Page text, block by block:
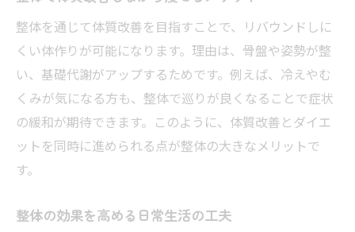
整体と日常動作改善で美ボディを実現
整体の力でストレスやむくみも同時に解消
整体でストレス解消とダイエットを両立
整体がむくみに効くダイエットサポート法
整体で心身のバランスを整えて痩せる理由
整体によるリラックス効果と痩身の関係
整体がサポートする健康美ダイエット術
整体を通じて体質改善を目指すことで、リバウンドしに
くい体作りが可能になります。理由は、骨盤や姿勢が整
い、基礎代謝がアップするためです。例えば、冷えやむ
くみが気になる方も、整体で巡りが良くなることで症状
の緩和が期待できます。このように、体質改善とダイエ
ットを同時に進められる点が整体の大きなメリットで
す。
整体の効果を高める日常生活の工夫